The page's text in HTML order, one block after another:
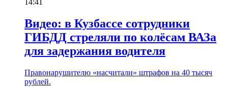
14:41
Видео: в Кузбассе сотрудники
ГИБДД стреляли по колёсам ВАЗа
для задержания водителя
Правонарушителю «насчитали» штрафов на 40 тысяч
рублей.